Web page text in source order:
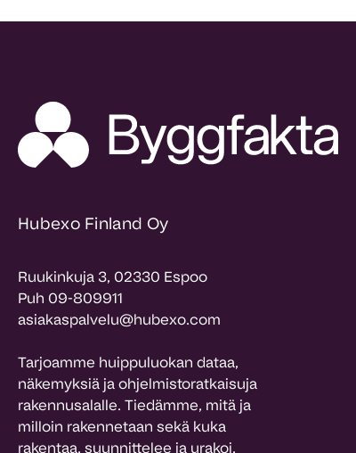
Hubexo Finland Oy
Ruukinkuja 3, 02330 Espoo
Puh 09-809911
asiakaspalvelu@hubexo.com
Tarjoamme huippuluokan dataa,
näkemyksiä ja ohjelmistoratkaisuja
rakennusalalle. Tiedämme, mitä ja
milloin rakennetaan sekä kuka
rakentaa, suunnittelee ja urakoi.